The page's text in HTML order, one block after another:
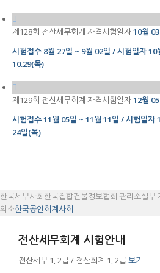
제128회 전산세무회계 자격시험일자10월
시험접수 8월 27일 ~ 9월 02일 / 시험일자
10.29(목)
제129회 전산세무회계 자격시험일자12월
시험접수11월 05일 ~ 11월 11일 / 시험일자
24일(목)
한국세무사회한국집합건물정보협회 관리소실무
의소한국공인회계사회
전산세무회계 시험안내
전산세무 1, 2급 / 전산회계 1, 2급보기